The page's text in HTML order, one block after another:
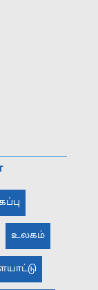
உலகம்